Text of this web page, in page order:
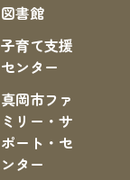
図書館
子育て支援
センター
真岡市ファ
ミリー・サ
ポート・セ
ンター